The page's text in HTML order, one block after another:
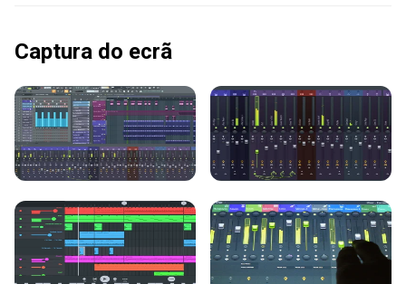
Captura do ecrã